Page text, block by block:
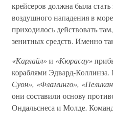
крейсеров должна была
воздушного нападения в
приходилось действовать
зенитных средств. Именно
«Карлайл»и «Кюрасау»
кораблями Эдвард-
Суон», «Фламинго»,
они составили основу
Ондальснеса и Молде.